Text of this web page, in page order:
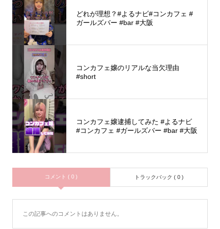
どれが理想？#よるナビ#コンカフェ #
ガールズバー #bar #大阪
コンカフェ嬢のリアルな当欠理由
#short
コンカフェ嬢逮捕してみた #よるナビ
#コンカフェ #ガールズバー #bar #大阪
コメント ( 0 ) トラックバック ( 0 )
この記事へのコメントはありません。